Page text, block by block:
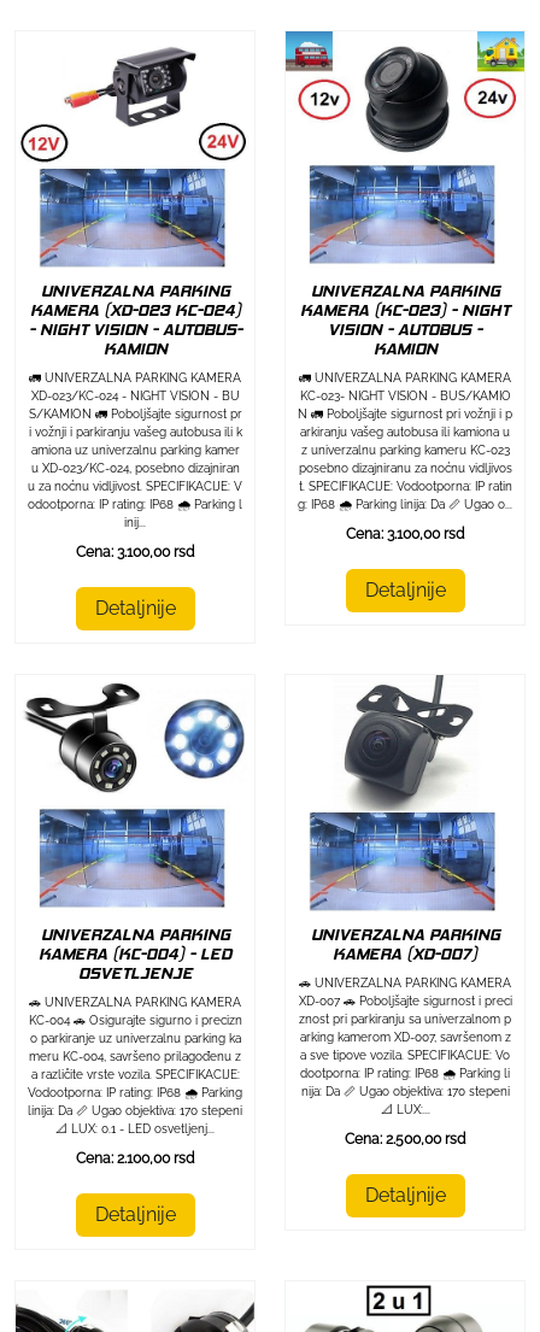
UNIVERZALNA PARKING
KAMERA (XD-023 KC-024)
- NIGHT VISION - AUTOBUS-
KAMION
🚛 UNIVERZALNA PARKING KAMERA
XD-023/KC-024 - NIGHT VISION - BU
S/KAMION 🚛 Poboljšajte sigurnost pr
i vožnji i parkiranju vašeg autobusa ili k
amiona uz univerzalnu parking kamer
u XD-023/KC-024, posebno dizajniran
u za noćnu vidljivost. SPECIFIKACIJE: V
odootporna: IP rating: IP68 🌧️ Parking l
inij...
Cena: 3.100,00 rsd
Detaljnije
UNIVERZALNA PARKING
KAMERA (KC-023) - NIGHT
VISION - AUTOBUS -
KAMION
🚛 UNIVERZALNA PARKING KAMERA
KC-023- NIGHT VISION - BUS/KAMIO
N 🚛 Poboljšajte sigurnost pri vožnji i p
arkiranju vašeg autobusa ili kamiona u
z univerzalnu parking kameru KC-023
posebno dizajniranu za noćnu vidljivos
t. SPECIFIKACIJE: Vodootporna: IP ratin
g: IP68 🌧️ Parking linija: Da 📏 Ugao o...
Cena: 3.100,00 rsd
Detaljnije
UNIVERZALNA PARKING
KAMERA (KC-004) - LED
OSVETLJENJE
🚗 UNIVERZALNA PARKING KAMERA
KC-004 🚗 Osigurajte sigurno i precizn
o parkiranje uz univerzalnu parking ka
meru KC-004, savršeno prilagođenu z
a različite vrste vozila. SPECIFIKACIJE:
Vodootporna: IP rating: IP68 🌧️ Parking
linija: Da 📏 Ugao objektiva: 170 stepeni
📐 LUX: 0.1 - LED osvetljenj...
Cena: 2.100,00 rsd
Detaljnije
UNIVERZALNA PARKING
KAMERA (XD-007)
🚗 UNIVERZALNA PARKING KAMERA
XD-007 🚗 Poboljšajte sigurnost i preci
znost pri parkiranju sa univerzalnom p
arking kamerom XD-007, savršenom z
a sve tipove vozila. SPECIFIKACIJE: Vo
dootporna: IP rating: IP68 🌧️ Parking li
nija: Da 📏 Ugao objektiva: 170 stepeni
📐 LUX:...
Cena: 2.500,00 rsd
Detaljnije